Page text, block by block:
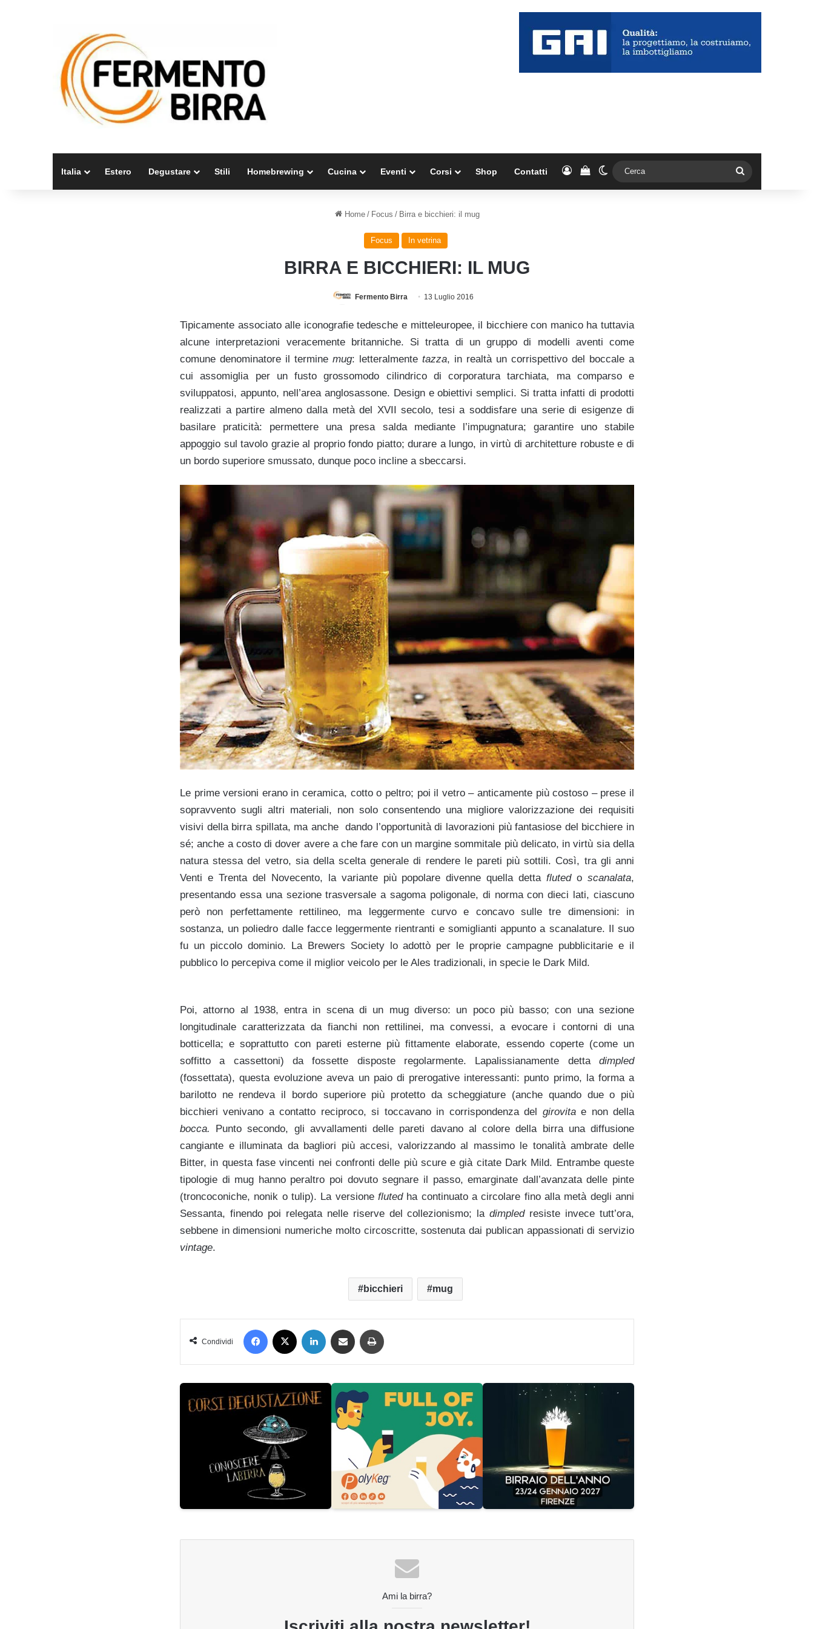
Italia Estero Degustare Stili Homebrewing Cucina Eventi Corsi Shop Contatti AccediVedi il carrello
Cambia aspetto
Home / Focus / Birra e bicchieri: il mug
Focus In vetrina
BIRRA E BICCHIERI: IL MUG
Fermento Birra 13 Luglio 2016
Tipicamente associato alle iconografie tedesche e mitteleuropee, il bicchiere con manico ha tuttavia
alcune interpretazioni veracemente britanniche. Si tratta di un gruppo di modelli aventi come
comune denominatore il termine mug: letteralmente tazza, in realtà un corrispettivo del boccale a
cui assomiglia per un fusto grossomodo cilindrico di corporatura tarchiata, ma comparso e
sviluppatosi, appunto, nell’area anglosassone. Design e obiettivi semplici. Si tratta infatti di prodotti
realizzati a partire almeno dalla metà del XVII secolo, tesi a soddisfare una serie di esigenze di
basilare praticità: permettere una presa salda mediante l’impugnatura; garantire uno stabile
appoggio sul tavolo grazie al proprio fondo piatto; durare a lungo, in virtù di architetture robuste e di
un bordo superiore smussato, dunque poco incline a sbeccarsi.
Le prime versioni erano in ceramica, cotto o peltro; poi il vetro – anticamente più costoso – prese il
sopravvento sugli altri materiali, non solo consentendo una migliore valorizzazione dei requisiti
visivi della birra spillata, ma anche dando l’opportunità di lavorazioni più fantasiose del bicchiere in
sé; anche a costo di dover avere a che fare con un margine sommitale più delicato, in virtù sia della
natura stessa del vetro, sia della scelta generale di rendere le pareti più sottili. Così, tra gli anni
Venti e Trenta del Novecento, la variante più popolare divenne quella dettaflutedoscanalata,
presentando essa una sezione trasversale a sagoma poligonale, di norma con dieci lati, ciascuno
però non perfettamente rettilineo, ma leggermente curvo e concavo sulle tre dimensioni: in
sostanza, un poliedro dalle facce leggermente rientranti e somiglianti appunto a scanalature. Il suo
fu un piccolo dominio. La Brewers Society lo adottò per le proprie campagne pubblicitarie e il
pubblico lo percepiva come il miglior veicolo per le Ales tradizionali, in specie le Dark Mild.
Poi, attorno al 1938, entra in scena di un mug diverso: un poco più basso; con una sezione
longitudinale caratterizzata da fianchi non rettilinei, ma convessi, a evocare i contorni di una
botticella; e soprattutto con pareti esterne più fittamente elaborate, essendo coperte (come un
soffitto a cassettoni) da fossette disposte regolarmente. Lapalissianamente detta dimpled
(fossettata), questa evoluzione aveva un paio di prerogative interessanti: punto primo, la forma a
barilotto ne rendeva il bordo superiore più protetto da scheggiature (anche quando due o più
bicchieri venivano a contatto reciproco, si toccavano in corrispondenza del girovitae non della
bocca. Punto secondo, gli avvallamenti delle pareti davano al colore della birra una diffusione
cangiante e illuminata da bagliori più accesi, valorizzando al massimo le tonalità ambrate delle
Bitter, in questa fase vincenti nei confronti delle più scure e già citate Dark Mild. Entrambe queste
tipologie di mug hanno peraltro poi dovuto segnare il passo, emarginate dall’avanzata delle pinte
(troncoconiche, nonik o tulip). La versione flutedha continuato a circolare fino alla metà degli anni
Sessanta, finendo poi relegata nelle riserve del collezionismo; ladimpledresiste invece tutt’ora,
sebbene in dimensioni numeriche molto circoscritte, sostenuta dai publican appassionati di servizio
vintage.
bicchieri mug
Condividi
Facebook LinkedIn Condividi via mail
Ami la birra?